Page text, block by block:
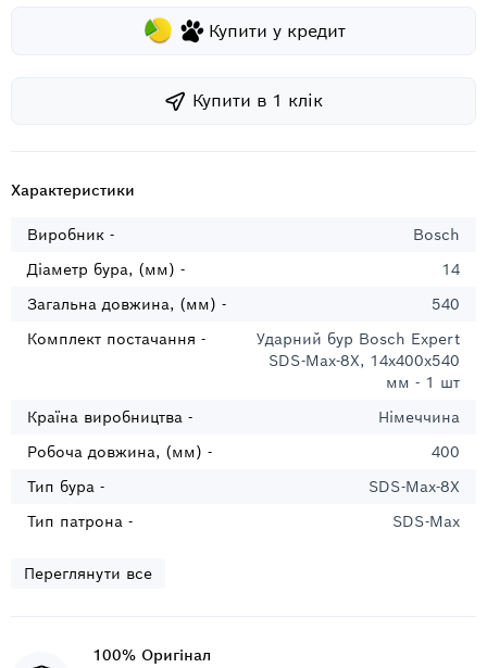
Купити у кредит
Купити в 1 клiк
Характеристики
Виробник -
Bosch
Діаметр бура, (мм) -
14
Загальна довжина, (мм) -
540
Комплект постачання -
Ударний бур Bosch Expert
SDS-Max-8X, 14x400x540
мм - 1 шт
Країна виробництва -
Німеччина
Робоча довжина, (мм) -
400
Тип бура -
SDS-Max-8X
Тип патрона -
SDS-Max
Переглянути все
100% Оригінал